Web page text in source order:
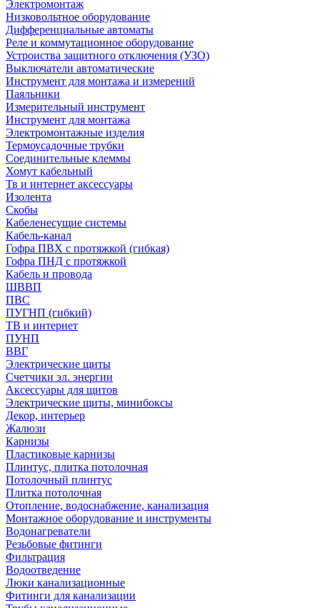
Электромонтаж
Низковольтное оборудование
Дифференциальные автоматы
Реле и коммутационное оборудование
Устроиства защитного отключения (УЗО)
Выключатели автоматические
Инструмент для монтажа и измерений
Паяльники
Измерительный инструмент
Инструмент для монтажа
Электромонтажные изделия
Термоусадочные трубки
Соединительные клеммы
Хомут кабельный
Тв и интернет аксессуары
Изолента
Скобы
Кабеленесущие системы
Кабель-канал
Гофра ПВХ с протяжкой (гибкая)
Гофра ПНД с протяжкой
Кабель и провода
ШВВП
ПВС
ПУГНП (гибкий)
ТВ и интернет
ПУНП
ВВГ
Электрические щиты
Счетчики эл. энергии
Аксессуары для щитов
Электрические щиты, минибоксы
Декор, интерьер
Жалюзи
Карнизы
Пластиковые карнизы
Плинтус, плитка потолочная
Потолочный плинтус
Плитка потолочная
Отопление, водоснабжение, канализация
Монтажное оборудование и инструменты
Водонагреватели
Резьбовые фитинги
Фильтрация
Водоотведение
Люки канализационные
Фитинги для канализации